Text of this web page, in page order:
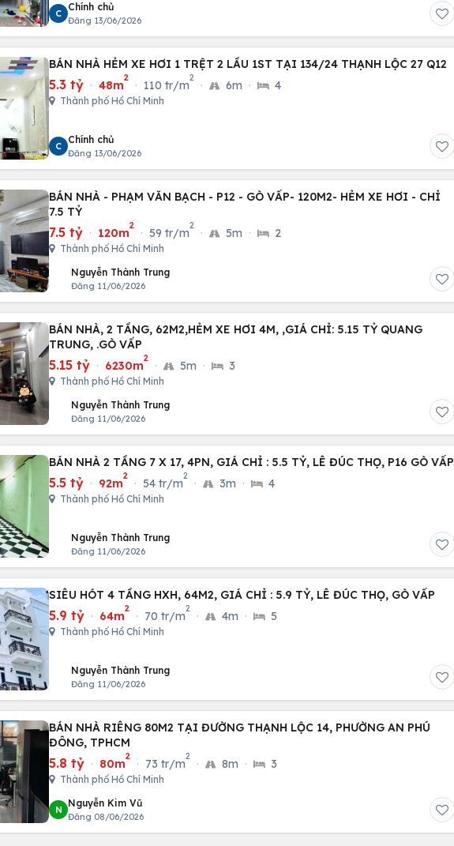
C
Chính chủ
Đăng 13/06/2026
BÁN NHÀ HẺM XE HƠI 1 TRỆT 2 LẦU 1ST TẠI 134/24 THẠNH LỘC 27 Q12
5.3 tỷ · 48m
2
· 110 tr/m
2
· 6m · 4
Thành phố Hồ Chí Minh
C
Chính chủ
Đăng 13/06/2026
BÁN NHÀ - PHẠM VĂN BẠCH - P12 - GÒ VẤP- 120M2- HẺM XE HƠI - CHỈ
7.5 TỶ
7.5 tỷ · 120m
2
· 59 tr/m
2
· 5m · 2
Thành phố Hồ Chí Minh
Nguyễn Thành Trung
Đăng 11/06/2026
BÁN NHÀ, 2 TẦNG, 62M2,HẺM XE HƠI 4M, ,GIÁ CHỈ: 5.15 TỶ QUANG
TRUNG, .GÒ VẤP
5.15 tỷ · 6230m
2
· 5m · 3
Thành phố Hồ Chí Minh
Nguyễn Thành Trung
Đăng 11/06/2026
BÁN NHÀ 2 TẦNG 7 X 17, 4PN, GIÁ CHỈ : 5.5 TỶ, LÊ ĐÚC THỌ, P16 GÒ VẤP
5.5 tỷ · 92m
2
· 54 tr/m
2
· 3m · 4
Thành phố Hồ Chí Minh
Nguyễn Thành Trung
Đăng 11/06/2026
SIÊU HÓT 4 TẦNG HXH, 64M2, GIÁ CHỈ : 5.9 TỶ, LÊ ĐÚC THỌ, GÒ VẤP
5.9 tỷ · 64m
2
· 70 tr/m
2
· 4m · 5
Thành phố Hồ Chí Minh
Nguyễn Thành Trung
Đăng 11/06/2026
BÁN NHÀ RIÊNG 80M2 TẠI ĐƯỜNG THẠNH LỘC 14, PHƯỜNG AN PHÚ
ĐÔNG, TPHCM
5.8 tỷ · 80m
2
· 73 tr/m
2
· 8m · 3
Thành phố Hồ Chí Minh
N
Nguyễn Kim Vũ
Đăng 08/06/2026